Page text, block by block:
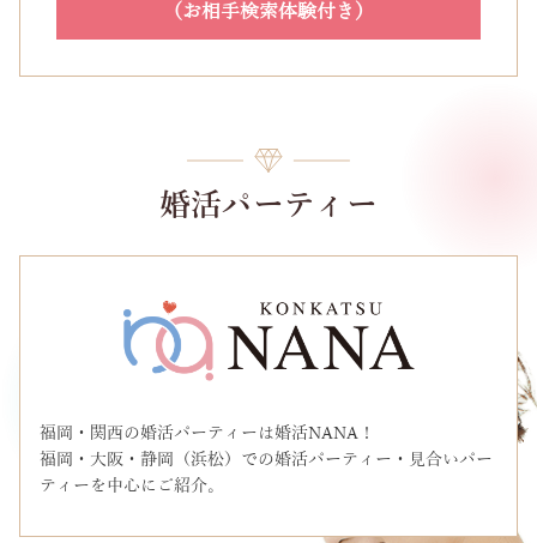
（お相手検索体験付き）
婚活パーティー
福岡・関西の婚活パーティーは婚活NANA！
福岡・大阪・静岡（浜松）での婚活パーティー・見合いパー
ティーを中心にご紹介。